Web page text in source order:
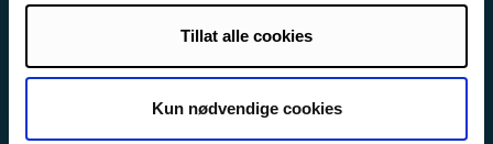
Tillat alle cookies
Kun nødvendige cookies
Sikkerhet, beredskap og personvern
Informasjonskapsler
Tilgjengelighetserklæring